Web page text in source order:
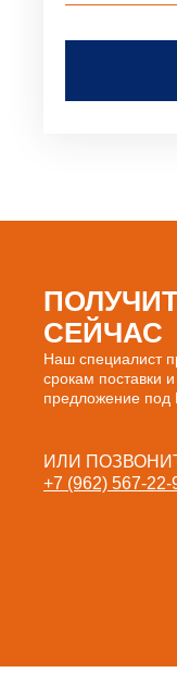
СЕЙЧАС
Наш специалист
срокам поставки
предложение
ИЛИ
+7 (962) 567-22-